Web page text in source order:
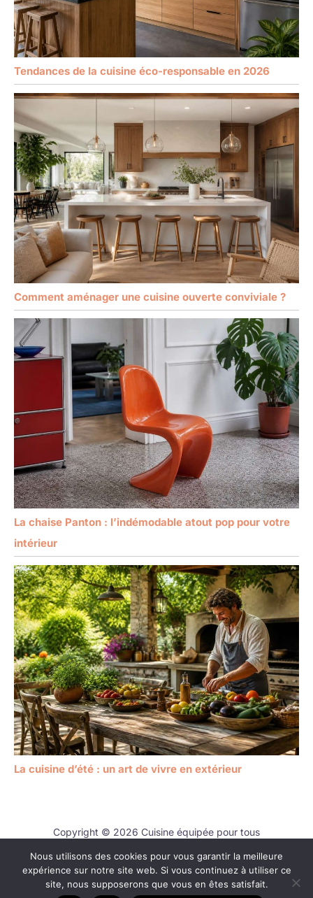
Tendances de la cuisine éco-responsable en 2026
Comment aménager une cuisine ouverte conviviale ?
La chaise Panton : l’indémodable atout pop pour votre
intérieur
La cuisine d’été : un art de vivre en extérieur
Copyright © 2026 Cuisine équipée pour tous
Contact
Mentions légales
Politique de confidentialité
Nous utilisons des cookies pour vous garantir la meilleure
expérience sur notre site web. Si vous continuez à utiliser ce
site, nous supposerons que vous en êtes satisfait.